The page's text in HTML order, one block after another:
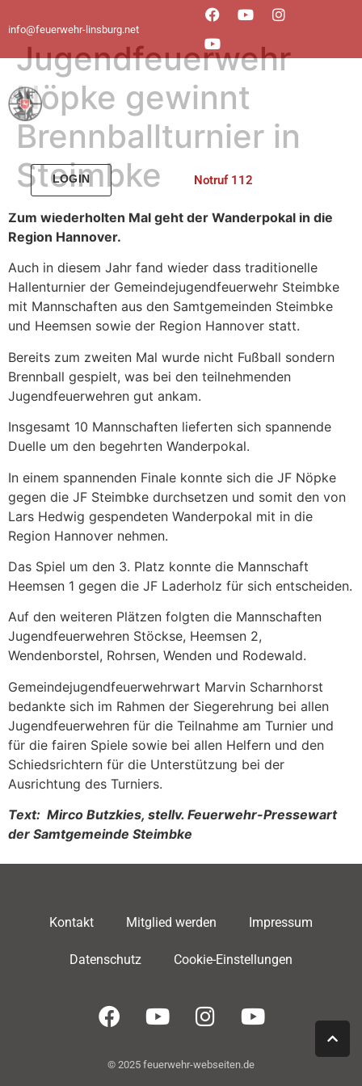
info@feuerwehr-linsburg.net
Notruf 112
LOGIN
Jugendfeuerwehr
Nöpke gewinnt
Brennballturnier in
Steimbke
Zum wiederholten Mal geht der Wanderpokal in die
Region Hannover.
Auch in diesem Jahr fand wieder dass traditionelle
Hallenturnier der Gemeindejugendfeuerwehr Steimbke
mit Mannschaften aus den Samtgemeinden Steimbke
und Heemsen sowie der Region Hannover statt.
Bereits zum zweiten Mal wurde nicht Fußball sondern
Brennball gespielt, was bei den teilnehmenden
Jugendfeuerwehren gut ankam.
Insgesamt 10 Mannschaften lieferten sich spannende
Duelle um den begehrten Wanderpokal.
In einem spannenden Finale konnte sich die JF Nöpke
gegen die JF Steimbke durchsetzen und somit den von
Lars Hedwig gespendeten Wanderpokal mit in die
Region Hannover nehmen.
Das Spiel um den 3. Platz konnte die Mannschaft
Heemsen 1 gegen die JF Laderholz für sich entscheiden.
Auf den weiteren Plätzen folgten die Mannschaften
Jugendfeuerwehren Stöckse, Heemsen 2,
Wendenborstel, Rohrsen, Wenden und Rodewald.
Gemeindejugendfeuerwehrwart Marvin Scharnhorst
bedankte sich im Rahmen der Siegerehrung bei allen
Jugendfeuerwehren für die Teilnahme am Turnier und
für die fairen Spiele sowie bei allen Helfern und den
Schiedsrichtern für die Unterstützung bei der
Ausrichtung des Turniers.
Text: Mirco Butzkies, stellv. Feuerwehr-Pressewart
der Samtgemeinde Steimbke
Kontakt Mitglied werden Impressum
Datenschutz Cookie-Einstellungen
© 2025 feuerwehr-webseiten.de